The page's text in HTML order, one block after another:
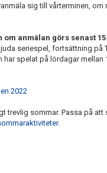
sig till vårterminen, om
anmälan görs senast
seriespel, fortsättning på
spelat på lördagar mellan
2022
trevlig sommar. Passa på
.